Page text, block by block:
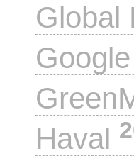
Global
Google
Haval